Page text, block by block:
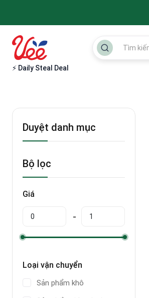
⚡ Daily Steal Deal
Duyệt danh mục
Bộ lọc
Giá
Loại vận chuyển
Sản phẩm khô